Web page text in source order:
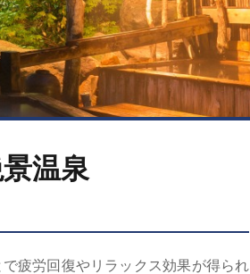
温泉
疲労回復やリラックス効果が得られ